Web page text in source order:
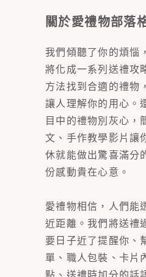
關於愛禮物部落
我們傾聽了你的煩惱
將化成一系列送禮攻
方法找到合適的禮物
讓人理解你的用心。
目中的禮物別灰心，
文、手作教學影片讓
休就能做出驚喜滿分
份感動貴在心意。
愛禮物相信，人們能
近距離。我們將送禮
要日子近了提醒你、
單、職人包裝、卡片
點、送禮時加分的話